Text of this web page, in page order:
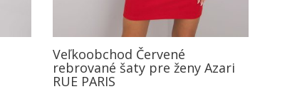
Veľkoobchod Červené
rebrované šaty pre ženy Azari
RUE PARIS